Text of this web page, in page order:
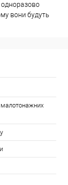
одноразово
вони будуть
малотонажних